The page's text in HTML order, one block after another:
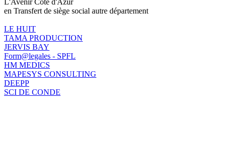
en Transfert de siège social autre département
LE HUIT
TAMA PRODUCTION
JERVIS BAY
Form@legales - SPFL
HM MEDICS
MAPESYS CONSULTING
DEEPP
SCI DE CONDE